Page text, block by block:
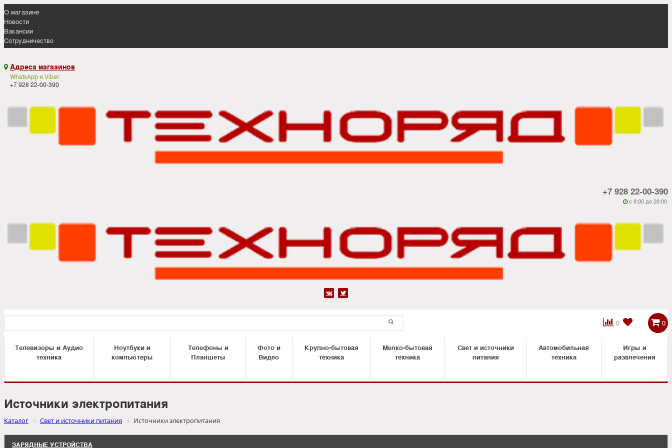
О магазине
Новости
Вакансии
Сотрудничество
 Адреса магазинов
WhatsApp и Viber:
+7 928 22-00-390
+7 928 22-00-390
 c 9:00 до 20:00
 
0

 0
Телевизоры и Аудио
техника
Ноутбуки и
компьютеры
Телефоны и
Планшеты
Фото и
Видео
Крупно-бытовая
техника
Мелко-бытовая
техника
Свет и источники
питания
Автомобильная
техника
Игры и
развлечения
Источники электропитания
Каталог Свет и источники питания Источники электропитания
ЗАРЯДНЫЕ УСТРОЙСТВА